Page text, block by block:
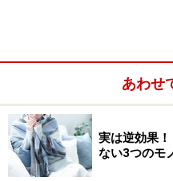
・診察の流れについての説
・座談会
・無料相談会
あわせ
実は逆効果
ない3つのモ